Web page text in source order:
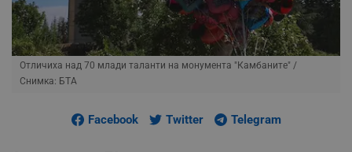
Отличиха над 70 млади таланти на монумента "Камбаните" /
Снимка: БТА
Facebook Twitter Telegram